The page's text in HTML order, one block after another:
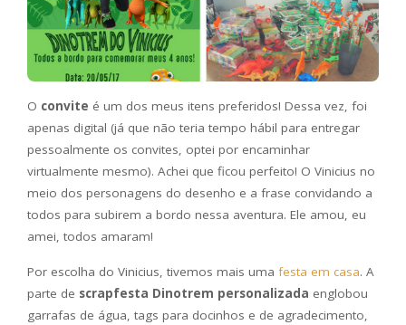
O convite é um dos meus itens preferidos! Dessa vez, foi
apenas digital (já que não teria tempo hábil para entregar
pessoalmente os convites, optei por encaminhar
virtualmente mesmo). Achei que ficou perfeito! O Vinicius no
meio dos personagens do desenho e a frase convidando a
todos para subirem a bordo nessa aventura. Ele amou, eu
amei, todos amaram!
Por escolha do Vinicius, tivemos mais uma festa em casa. A
parte de scrapfesta Dinotrem personalizada englobou
garrafas de água, tags para docinhos e de agradecimento,